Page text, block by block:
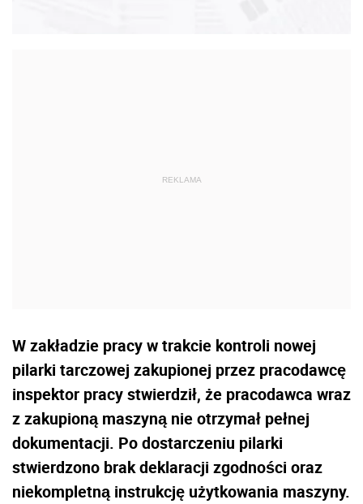
W zakładzie pracy w trakcie kontroli nowej
pilarki tarczowej zakupionej przez pracodawcę
inspektor pracy stwierdził, że pracodawca wraz
z zakupioną maszyną nie otrzymał pełnej
dokumentacji. Po dostarczeniu pilarki
stwierdzono brak deklaracji zgodności oraz
niekompletną instrukcję użytkowania maszyny.